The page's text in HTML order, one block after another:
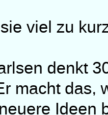
viel zu
denkt
macht das,
Ideen